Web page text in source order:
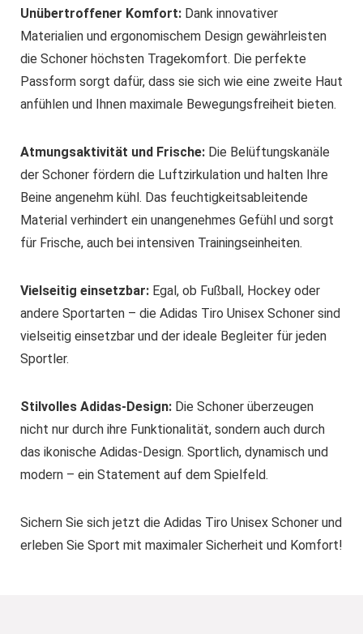
Unübertroffener Komfort:Dank innovativer
Materialien und ergonomischem Design gewährleisten
die Schoner höchsten Tragekomfort. Die perfekte
Passform sorgt dafür, dass sie sich wie eine zweite Haut
anfühlen und Ihnen maximale Bewegungsfreiheit bieten.
Atmungsaktivität und Frische:Die Belüftungskanäle
der Schoner fördern die Luftzirkulation und halten Ihre
Beine angenehm kühl. Das feuchtigkeitsableitende
Material verhindert ein unangenehmes Gefühl und sorgt
für Frische, auch bei intensiven Trainingseinheiten.
Vielseitig einsetzbar:Egal, ob Fußball, Hockey oder
andere Sportarten – die Adidas Tiro Unisex Schoner sind
vielseitig einsetzbar und der ideale Begleiter für jeden
Sportler.
Stilvolles Adidas-Design:Die Schoner überzeugen
nicht nur durch ihre Funktionalität, sondern auch durch
das ikonische Adidas-Design. Sportlich, dynamisch und
modern – ein Statement auf dem Spielfeld.
Sichern Sie sich jetzt die Adidas Tiro Unisex Schoner und
erleben Sie Sport mit maximaler Sicherheit und Komfort!